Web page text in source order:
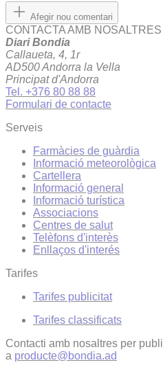
Afegir nou comentari
CONTACTA AMB NOSALTRES
Diari Bondia
Callaueta, 4, 1r
AD500 Andorra la Vella
Principat d'Andorra
Tel. +376 80 88 88
Formulari de contacte
Serveis
Farmàcies de guàrdia
Informació meteorològica
Cartellera
Informació general
Informació turística
Associacions
Centres de salut
Telèfons d'interès
Enllaços d'interés
Tarifes
Tarifes publicitat
Tarifes classificats
Contacti amb nosaltres per
a producte@bondia.ad